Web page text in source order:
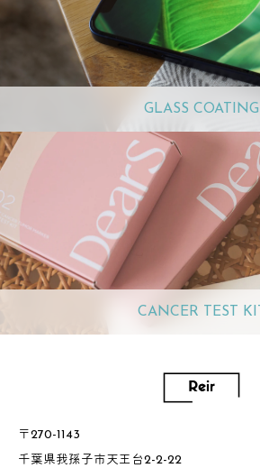
GLASS COATING
CANCER TEST KIT
〒270-1143
千葉県我孫子市天王台2-2-22